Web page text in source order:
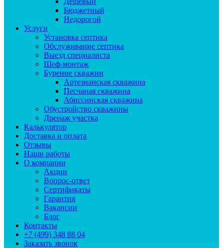
Бюджетный
Недорогой
Услуги
Установка септика
Обслуживание септика
Выезд специалиста
Шеф-монтаж
Бурение скважин
Артезианская скважина
Песчаная скважина
Абиссинская скважина
Обустройство скважины
Дренаж участка
Калькулятор
Доставка и оплата
Отзывы
Наши работы
О компании
Акции
Вопрос-ответ
Сертификаты
Гарантия
Вакансии
Блог
Контакты
+7 (499) 348 88 04
Заказать звонок